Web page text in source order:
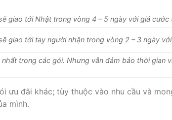
giao tới Nhật trong vòng 4 – 5 ngày với giá cước
giao tới tay người nhận trong vòng 2 – 3 ngày
nhất trong các gói. Nhưng vẫn đảm bảo thời gian
ưu đãi khác; tùy thuộc vào nhu cầu và
mình.